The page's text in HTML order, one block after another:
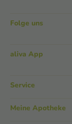
Folge uns
aliva App
Service
Meine Apotheke